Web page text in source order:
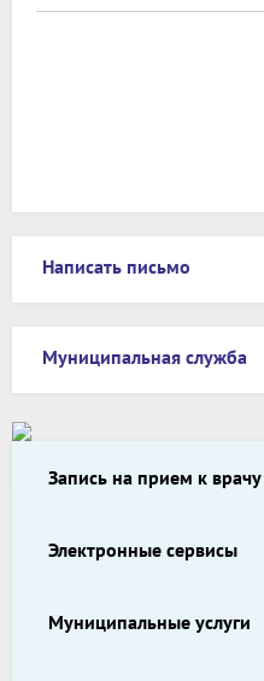
Написать письмо
Муниципальная служба
Запись на прием к врачу
Электронные сервисы
Муниципальные услуги